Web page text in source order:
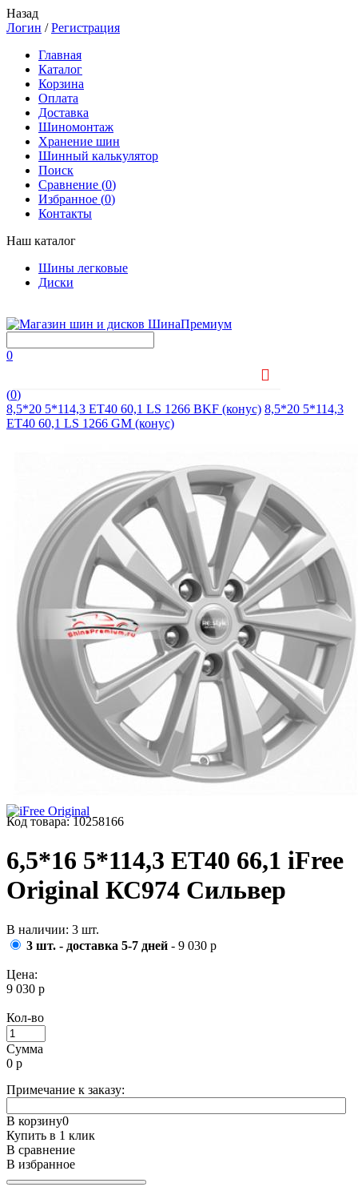
Назад
Логин /Регистрация
Главная
Каталог
Корзина
Оплата
Доставка
Шиномонтаж
Хранение шин
Шинный калькулятор
Поиск
Сравнение (0)
Избранное (0)
Контакты
Наш каталог
Шины легковые
Диски
0
(0)
8,5*20 5*114,3 ET40 60,1 LS 1266 BKF (конус) 8,5*20 5*114,3
ET40 60,1 LS 1266 GM (конус)
Код товара: 10258166
6,5*16 5*114,3 ET40 66,1 iFree
Original КС974 Сильвер
В наличии: 3 шт.
3 шт. - доставка 5-7 дней - 9 030 р
Цена:
9 030 р
Кол-во
Сумма
0 р
Примечание к заказу:
В корзину0
Купить в 1 клик
В сравнение
В избранное